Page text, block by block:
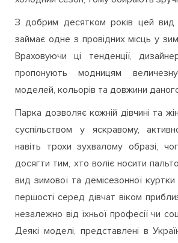
З добрим десятком років цей вид
займає одне з провідних місць у
Враховуючи ці тенденції,
пропонують модницям величезну
моделей, кольорів та довжини
Парка дозволяє кожній дівчині та
суспільством у яскравому,
навіть трохи зухвалому образі,
досягти тим, хто воліє носити
вид зимової та демісезонної
першості серед дівчат віком
незалежно від їхньої професії чи
Деякі моделі, представлені в